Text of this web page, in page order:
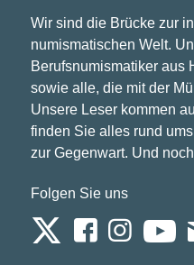
Wir sind die Brücke zur
numismatischen Welt.
Berufsnumismatiker aus
sowie alle, die mit der
Unsere Leser kommen
finden Sie alles rund
zur Gegenwart. Und
Folgen Sie uns